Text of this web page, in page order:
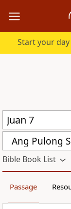
Ang Pulong
Bible Book List
Passage